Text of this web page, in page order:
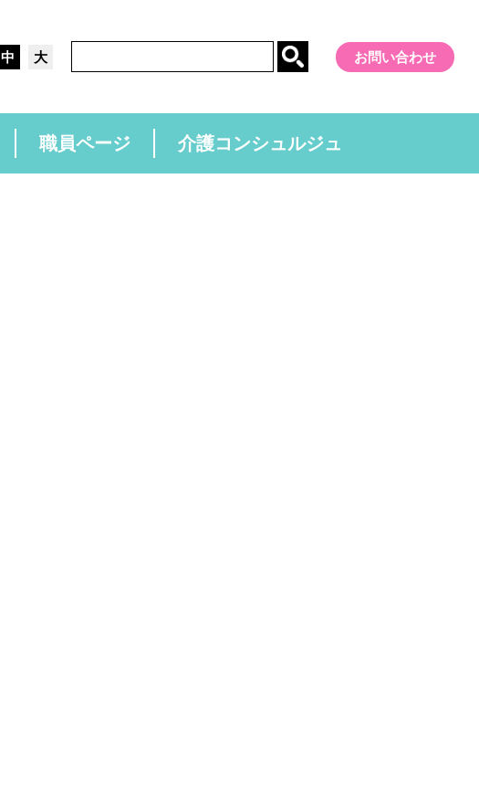
中 大 お問い合わせ
職員ページ 介護コンシュルジュ